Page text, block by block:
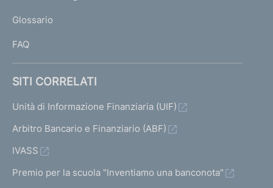
IGlossario
FAQ
SITI CORRELATI
Unità di Informazione Finanziaria (UIF)
Arbitro Bancario e Finanziario (ABF)
IVASS
Premio per la scuola "Inventiamo una banconota"